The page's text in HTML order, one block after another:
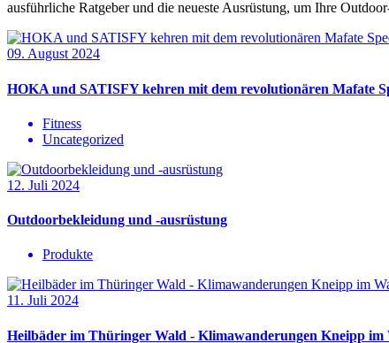
ausführliche Ratgeber und die neueste Ausrüstung, um Ihre
09. August 2024
HOKA und SATISFY kehren mit dem revolutionären Mafate
Fitness
Uncategorized
12. Juli 2024
Outdoorbekleidung und -ausrüstung
Produkte
11. Juli 2024
Heilbäder im Thüringer Wald - Klimawanderungen Kneipp im